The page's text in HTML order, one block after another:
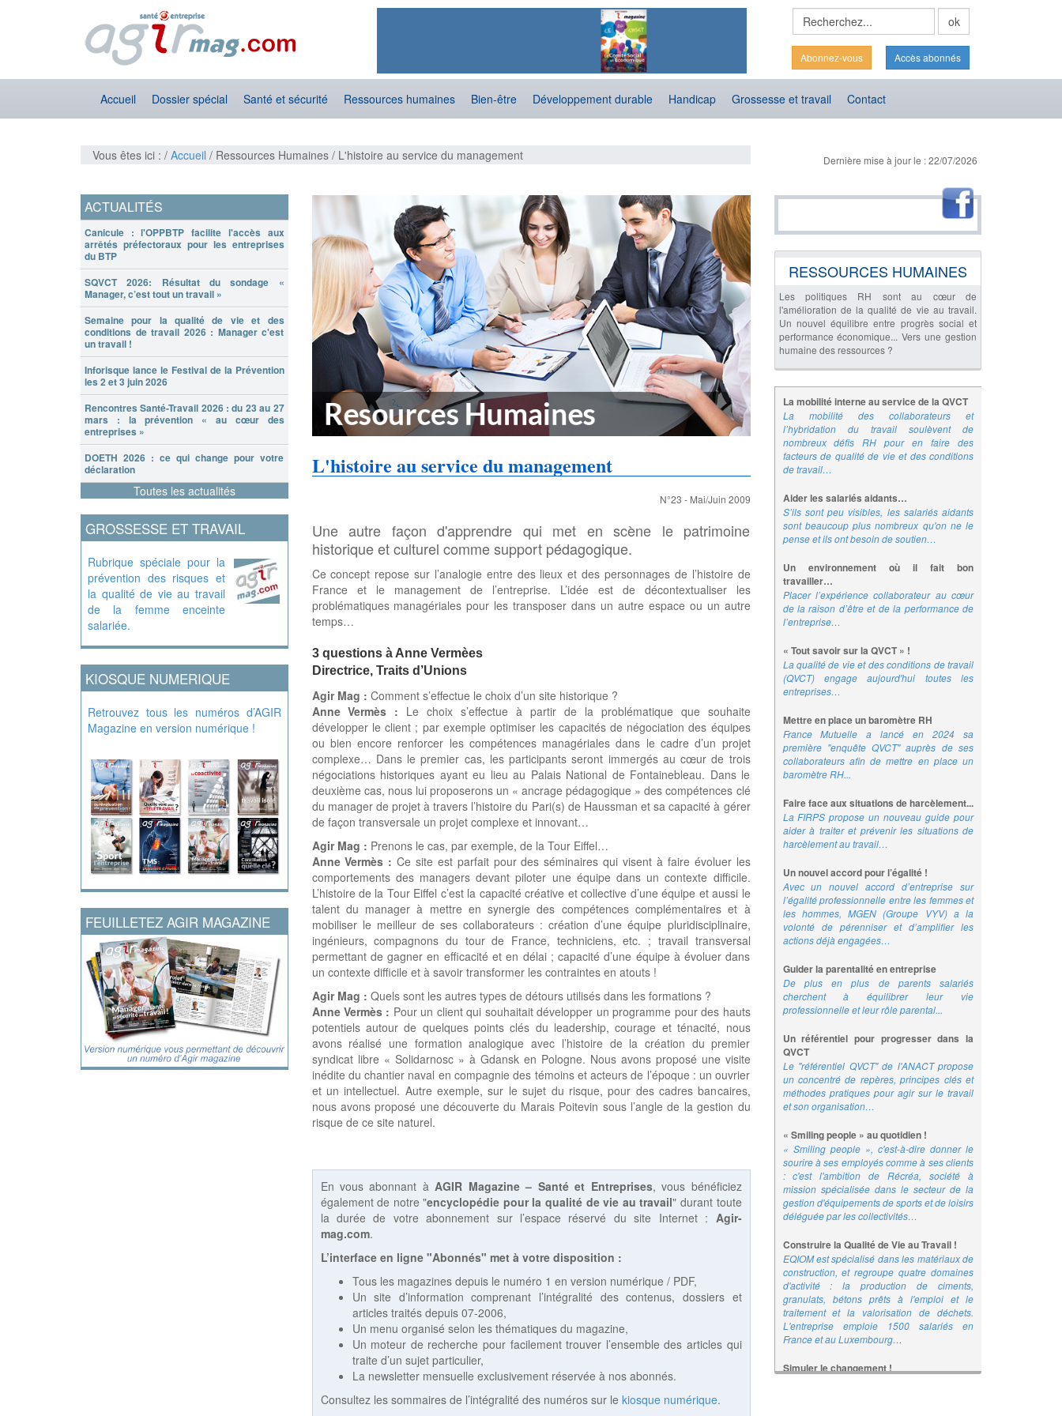
Abonnez-vous Accès abonnés
Accueil Dossier spécial Santé et sécurité Ressources humaines Bien-être Développement durable Handicap Grossesse et travail Contact
Vous êtes ici : / Accueil / Ressources Humaines / L'histoire au service du management Dernière mise à jour le : 22/07/2026
ACTUALITÉS
Canicule : l'OPPBTP facilite l'accès aux
arrêtés préfectoraux pour les entreprises
du BTP
SQVCT 2026: Résultat du sondage «
Manager, c’est tout un travail »
Semaine pour la qualité de vie et des
conditions de travail 2026 : Manager c'est
un travail !
Inforisque lance le Festival de la Prévention
les 2 et 3 juin 2026
Rencontres Santé-Travail 2026 : du 23 au 27
mars : la prévention « au cœur des
entreprises »
DOETH 2026 : ce qui change pour votre
déclaration
Toutes les actualités
GROSSESSE ET TRAVAIL
Rubrique spéciale pour la
prévention des risques et
la qualité de vie au travail
de la femme enceinte
salariée.
KIOSQUE NUMERIQUE
Retrouvez tous les numéros d’AGIR
Magazine en version numérique !
FEUILLETEZ AGIR MAGAZINE
L'histoire au service du management
N°23 - Mai/Juin 2009
Une autre façon d'apprendre qui met en scène le patrimoine
historique et culturel comme support pédagogique.
Ce concept repose sur l’analogie entre des lieux et des personnages de l’histoire de
France et le management de l’entreprise. L’idée est de décontextualiser les
problématiques managériales pour les transposer dans un autre espace ou un autre
temps…
3 questions à Anne Vermèes
Directrice, Traits d’Unions
Agir Mag : Comment s’effectue le choix d’un site historique ?
Anne Vermès : Le choix s’effectue à partir de la problématique que souhaite
développer le client ; par exemple optimiser les capacités de négociation des équipes
ou bien encore renforcer les compétences managériales dans le cadre d’un projet
complexe… Dans le premier cas, les participants seront immergés au cœur de trois
négociations historiques ayant eu lieu au Palais National de Fontainebleau. Dans le
deuxième cas, nous lui proposerons un « ancrage pédagogique » des compétences clé
du manager de projet à travers l’histoire du Pari(s) de Haussman et sa capacité à gérer
de façon transversale un projet complexe et innovant…
Agir Mag : Prenons le cas, par exemple, de la Tour Eiffel…
Anne Vermès : Ce site est parfait pour des séminaires qui visent à faire évoluer les
comportements des managers devant piloter une équipe dans un contexte difficile.
L’histoire de la Tour Eiffel c’est la capacité créative et collective d’une équipe et aussi le
talent du manager à mettre en synergie des compétences complémentaires et à
mobiliser le meilleur de ses collaborateurs : création d’une équipe pluridisciplinaire,
ingénieurs, compagnons du tour de France, techniciens, etc. ; travail transversal
permettant de gagner en efficacité et en délai ; capacité d’une équipe à évoluer dans
un contexte difficile et à savoir transformer les contraintes en atouts !
Agir Mag : Quels sont les autres types de détours utilisés dans les formations ?
Anne Vermès : Pour un client qui souhaitait développer un programme pour des hauts
potentiels autour de quelques points clés du leadership, courage et ténacité, nous
avons réalisé une formation analogique avec l’histoire de la création du premier
syndicat libre « Solidarnosc » à Gdansk en Pologne. Nous avons proposé une visite
inédite du chantier naval en compagnie des témoins et acteurs de l’époque : un ouvrier
et un intellectuel. Autre exemple, sur le sujet du risque, pour des cadres bancaires,
nous avons proposé une découverte du Marais Poitevin sous l’angle de la gestion du
risque de ce site naturel.
En vous abonnant àAGIR Magazine – Santé et Entreprises, vous bénéficiez
également de notre "encyclopédie pour la qualité de vie au travail" durant toute
la durée de votre abonnement sur l’espace réservé du site Internet : Agir-
mag.com.
L’interface en ligne "Abonnés" met à votre disposition :
Tous les magazines depuis le numéro 1 en version numérique / PDF,
Un site d’information comprenant l’intégralité des contenus, dossiers et
articles traités depuis 07-2006,
Un menu organisé selon les thématiques du magazine,
Un moteur de recherche pour facilement trouver l’ensemble des articles qui
traite d’un sujet particulier,
La newsletter mensuelle exclusivement réservée à nos abonnés.
Consultez les sommaires de l’intégralité des numéros sur le kiosque numérique.
RESSOURCES HUMAINES
Les politiques RH sont au cœur de
l'amélioration de la qualité de vie au travail.
Un nouvel équilibre entre progrès social et
performance économique... Vers une gestion
humaine des ressources ?
La mobilité interne au service de la QVCT
La mobilité des collaborateurs et
l’hybridation du travail soulèvent de
nombreux défis RH pour en faire des
facteurs de qualité de vie et des conditions
de travail…
Aider les salariés aidants…
S’ils sont peu visibles, les salariés aidants
sont beaucoup plus nombreux qu'on ne le
pense et ils ont besoin de soutien…
Un environnement où il fait bon
travailler…
Placer l’expérience collaborateur au cœur
de la raison d’être et de la performance de
l’entreprise…
« Tout savoir sur la QVCT » !
La qualité de vie et des conditions de travail
(QVCT) engage aujourd'hui toutes les
entreprises…
Mettre en place un baromètre RH
France Mutuelle a lancé en 2024 sa
première "enquête QVCT" auprès de ses
collaborateurs afin de mettre en place un
baromètre RH...
Faire face aux situations de harcèlement...
La FIRPS propose un nouveau guide pour
aider à traiter et prévenir les situations de
harcèlement au travail…
Un nouvel accord pour l’égalité !
Avec un nouvel accord d’entreprise sur
l’égalité professionnelle entre les femmes et
les hommes, MGEN (Groupe VYV) a la
volonté de pérenniser et d’amplifier les
actions déjà engagées…
Guider la parentalité en entreprise
De plus en plus de parents salariés
cherchent à équilibrer leur vie
professionnelle et leur rôle parental...
Un référentiel pour progresser dans la
QVCT
Le "référentiel QVCT" de l'ANACT propose
un concentré de repères, principes clés et
méthodes pratiques pour agir sur le travail
et son organisation…
« Smiling people » au quotidien !
« Smiling people », c'est-à-dire donner le
sourire à ses employés comme à ses clients
: c'est l'ambition de Récréa, société à
mission spécialisée dans le secteur de la
gestion d'équipements de sports et de loisirs
déléguée par les collectivités…
Construire la Qualité de Vie au Travail !
EQIOM est spécialisé dans les matériaux de
construction, et regroupe quatre domaines
d'activité : la production de ciments,
granulats, bétons prêts à l'emploi et le
traitement et la valorisation de déchets.
L'entreprise emploie 1500 salariés en
France et au Luxembourg…
Simuler le changement !